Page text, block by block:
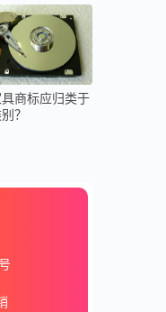
商标应归类于
？